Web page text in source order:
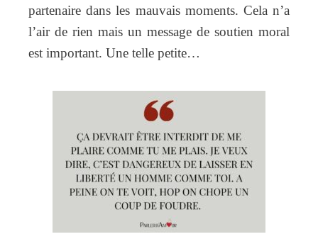
partenaire dans les mauvais moments. Cela n’a
l’air de rien mais un message de soutien moral
est important. Une telle petite…